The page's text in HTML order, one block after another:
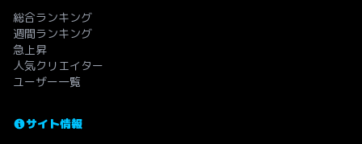
総合ランキング
週間ランキング
急上昇
人気クリエイター
ユーザー一覧
サイト情報